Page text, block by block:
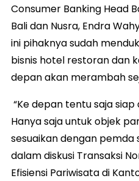
Consumer Banking Head
Bali dan Nusra, Endra
ini pihaknya sudah
bisnis hotel restoran dan
depan akan merambah
“Ke depan tentu saja
Hanya saja untuk objek
sesuaikan dengan
dalam diskusi Transaksi
Efisiensi Pariwisata di